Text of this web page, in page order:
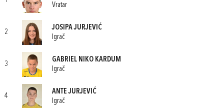
Vratar
2
JOSIPA JURJEVIĆ
Igrač
3
GABRIEL NIKO KARDUM
Igrač
4
ANTE JURJEVIĆ
Igrač